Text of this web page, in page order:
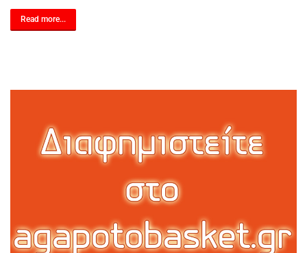
Read more...